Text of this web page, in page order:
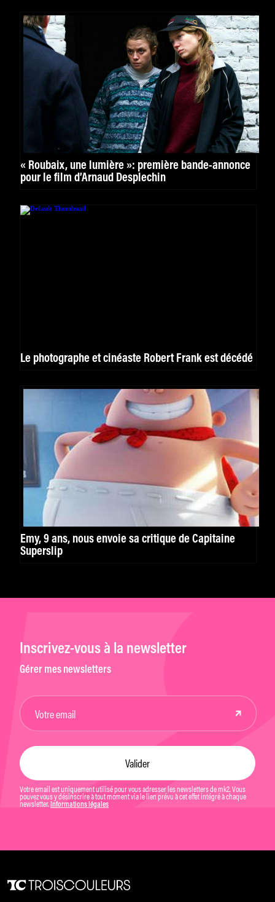
« Roubaix, une lumière »: première bande-annonce
pour le film d’Arnaud Desplechin
Le photographe et cinéaste Robert Frank est décédé
Emy, 9 ans, nous envoie sa critique de Capitaine
Superslip
Inscrivez-vous à la newsletter
Gérer mes newsletters
Votre email est uniquement utilisé pour vous adresser les newsletters de mk2. Vous
pouvez vous y désinscrire à tout moment via le lien prévu à cet effet intégré à chaque
newsletter. Informations légales